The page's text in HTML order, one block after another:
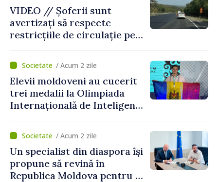
VIDEO // Șoferii sunt
avertizați să respecte
restricțiile de circulație pe
desfășoară lucrări de
reparație / Acum 2 zile
Elevii moldoveni au cucerit
trei medalii la Olimpiada
Internațională de Inteligență
/ Acum 2 zile
Un specialist din diaspora își
propune să revină în
Republica Moldova pentru a